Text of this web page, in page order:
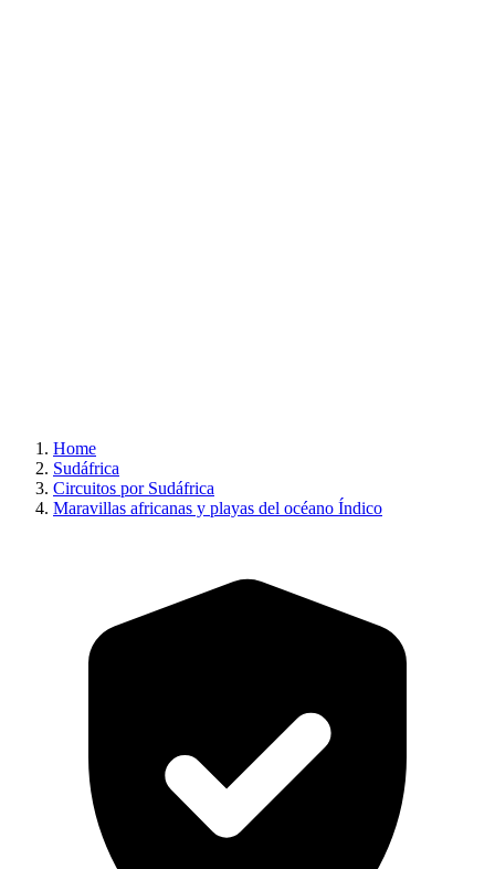
Home
Sudáfrica
Circuitos por Sudáfrica
Maravillas africanas y playas del océano Índico